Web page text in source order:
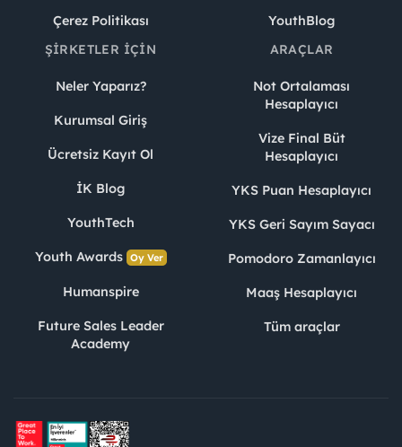
Çerez Politikası
YouthBlog
ŞIRKETLER İÇIN
Neler Yaparız?
Kurumsal Giriş
Ücretsiz Kayıt Ol
İK Blog
YouthTech
Youth Awards Oy Ver
Humanspire
Future Sales Leader
Academy
ARAÇLAR
Not Ortalaması
Hesaplayıcı
Vize Final Büt
Hesaplayıcı
YKS Puan Hesaplayıcı
YKS Geri Sayım Sayacı
Pomodoro Zamanlayıcı
Maaş Hesaplayıcı
Tüm araçlar